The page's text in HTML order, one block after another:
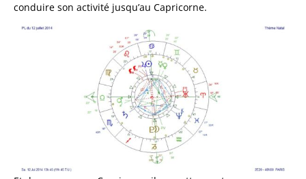
conduire son activité jusqu’au Capricorne.